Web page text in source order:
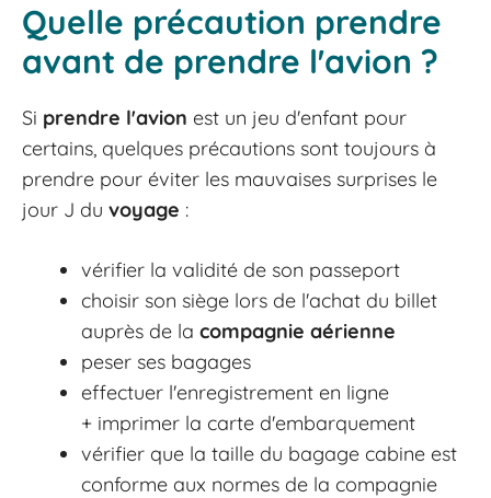
Quelle précaution prendre
avant de prendre l'avion ?
Si prendre l'avion est un jeu d'enfant pour
certains, quelques précautions sont toujours à
prendre pour éviter les mauvaises surprises le
jour J du voyage :
vérifier la validité de son passeport
choisir son siège lors de l'achat du billet
auprès de la compagnie aérienne
peser ses bagages
effectuer l'enregistrement en ligne
+ imprimer la carte d'embarquement
vérifier que la taille du bagage cabine est
conforme aux normes de la compagnie